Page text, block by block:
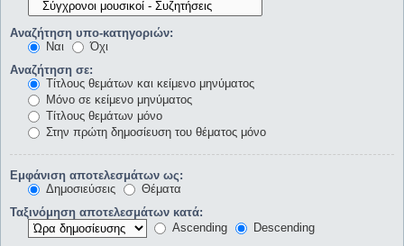
Αναζήτηση υπο-κατηγοριών:
Ναι
Όχι
Αναζήτηση σε:
Τίτλους θεμάτων και κείμενο μηνύματος
Μόνο σε κείμενο μηνύματος
Τίτλους θεμάτων μόνο
Στην πρώτη δημοσίευση του θέματος μόνο
Εμφάνιση αποτελεσμάτων ως:
Δημοσιεύσεις
Θέματα
Ταξινόμηση αποτελεσμάτων κατά:
Ascending
Descending